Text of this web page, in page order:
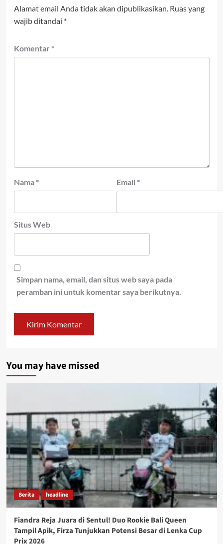
Alamat email Anda tidak akan dipublikasikan. Ruas yang
wajib ditandai *
Komentar *
Nama * Email *
Situs Web
Simpan nama, email, dan situs web saya pada
peramban ini untuk komentar saya berikutnya.
You may have missed
Berita headline
Fiandra Reja Juara di Sentul! Duo Rookie Bali Queen
Tampil Apik, Firza Tunjukkan Potensi Besar di Lenka Cup
Prix 2026